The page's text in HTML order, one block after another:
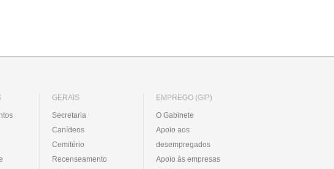
GERAIS
Secretaria
Canídeos
Cemitério
Recenseamento
EMPREGO (GIP)
O Gabinete
Apoio aos
desempregados
Apoio às empresas